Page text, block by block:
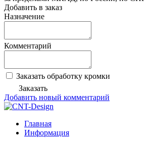
Добавить в заказ
Назначение
Комментарий
Заказать обработку кромки
Заказать
Добавить новый комментарий
Главная
Информация